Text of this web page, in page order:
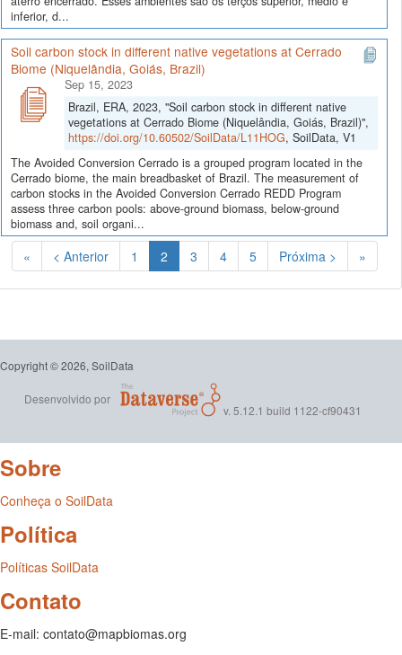
inferior, d...
Soil carbon stock in different native vegetations at Cerrado
Biome (Niquelândia, Goiás, Brazil)
Sep 15, 2023
Brazil, ERA, 2023, "Soil carbon stock in different native
vegetations at Cerrado Biome (Niquelândia, Goiás, Brazil)",
https://doi.org/10.60502/SoilData/L11HOG, SoilData, V1
The Avoided Conversion Cerrado is a grouped program located in the
Cerrado biome, the main breadbasket of Brazil. The measurement of
carbon stocks in the Avoided Conversion Cerrado REDD Program
assess three carbon pools: above-ground biomass, below-ground
biomass and, soil organi...
« < Anterior 1 2(Atual)
3 4 5 Próxima > »
Copyright © 2026, SoilData
Desenvolvido por
v. 5.12.1 build 1122-cf90431
Sobre
Conheça o SoilData
Política
Políticas SoilData
Contato
E-mail: contato@mapbiomas.org